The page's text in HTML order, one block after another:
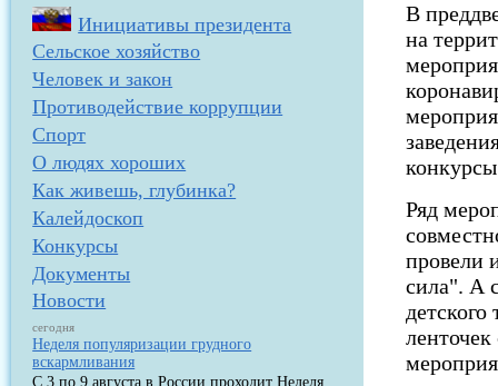
Инициативы президента
Сельское хозяйство
Человек и закон
Противодействие коррупции
Спорт
О людях хороших
Как живешь, глубинка?
Калейдоскоп
Конкурсы
Документы
Новости
сегодня
Неделя популяризации грудного
вскармливания
С 3 по 9 августа в России проходит Неделя
В
на
Ряд
провели
сила". А